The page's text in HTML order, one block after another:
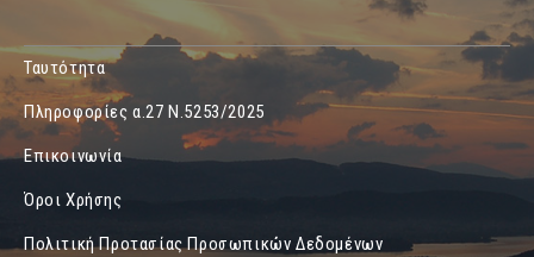
Ταυτότητα
Πληροφορίες α.27 Ν.5253/2025
Επικοινωνία
Όροι Χρήσης
Πολιτική Προτασίας Προσωπικών Δεδομένων